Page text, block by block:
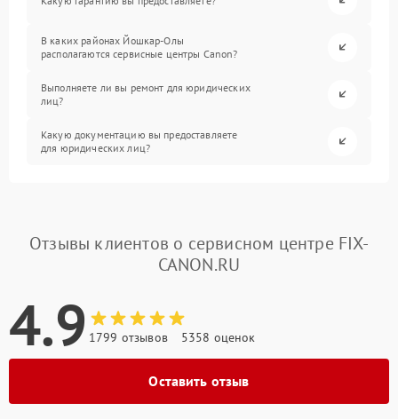
В каких районах Йошкар-Олы
располагаются сервисные центры Canon?
Выполняете ли вы ремонт для юридических
лиц?
Какую документацию вы предоставляете
для юридических лиц?
Отзывы клиентов о сервисном центре FIX-
CANON.RU
4.9 1799 отзывов 5358 оценок
Оставить отзыв